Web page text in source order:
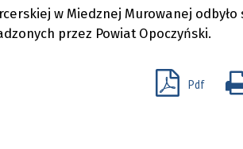
w Miedznej Murowanej
przez Powiat Opoczyński.
Pdf